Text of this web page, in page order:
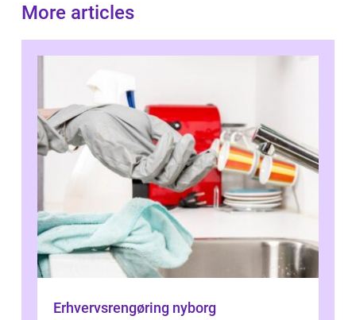
More articles
Erhvervsrengøring nyborg